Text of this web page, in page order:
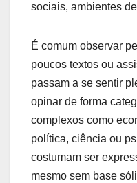
sociais, ambientes
É comum observar
poucos textos ou
passam a se sentir
opinar de forma
complexos como
política, ciência ou
costumam ser
mesmo sem base